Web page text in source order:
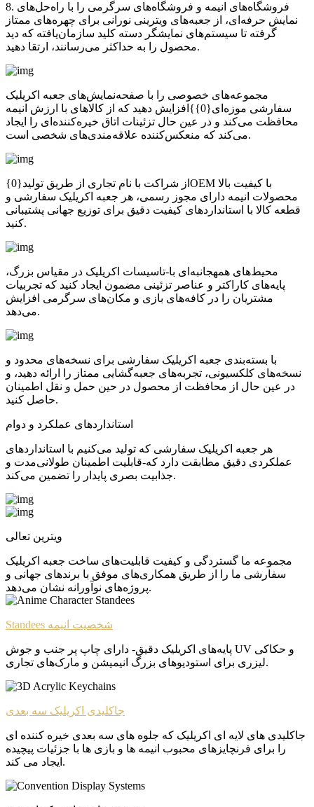
8. فروشگاه‌های انیمه و فروشگاه‌های سرگرمی را با راه‌حل‌های
نمایش حرفه‌ای، از جعبه‌های ویترینی نورانی برای چهره‌های ممتاز
گرفته تا سیستم‌های نمایشگر دسته کلید سازمان‌یافته که دید
محصول را به حداکثر می‌رسانند، ارتقا دهید.
مجموعه‌های خصوصی را با صفحه‌نمایش‌های جعبه اکریلیک
سفارشی موزه‌ای{0}}افزایش دهید که از کالاهای با ارزش انیمه
محافظت می‌کند و در عین حال تزئینات اتاق خیره‌کننده‌ای را ایجاد
می‌کند که منعکس‌کننده علاقه‌مندی‌های شخصی است.
از شراکت با نام تجاری از طریق تولید{0}OEM با کیفیت بالا
محصولات انیمه دارای مجوز رسمی، هر جعبه اکریلیک سفارشی و
قطعه کالا با استانداردهای کیفیت دقیق برای توزیع جهانی پشتیبانی
کنید.
محیط‌های همهجانبه‌ای با-تاسیسات اکریلیک در مقیاس بزرگ،
پایه‌های کاراکتر و عناصر تزئینی مضمون ایجاد کنید که تجربیات
مشتریان را در کافه‌های بازی و مکان‌های سرگرمی افزایش
می‌دهد.
با بسته‌بندی جعبه اکریلیک سفارشی برای نسخه‌های محدود و
نسخه‌های کلکسیونی، تجربه‌های جعبه‌گشایی ممتاز را ارائه دهید، و
در عین حال از محافظت از محصول در حین حمل و نقل اطمینان
حاصل کنید.
استانداردهای عملکرد و دوام
هر جعبه اکریلیک سفارشی که تولید می‌کنیم با استانداردهای
عملکردی دقیق مطابقت دارد که-قابلیت اطمینان طولانی‌مدت و
جذابیت بصری پایدار را تضمین می‌کند.
ویترین تعالی
مجموعه ما گستردگی و کیفیت قابلیت‌های ساخت جعبه اکریلیک
سفارشی ما را از طریق همکاری‌های موفق با برندهای جهانی و
پروژه‌های نوآورانه نشان می‌دهد.
Standees شخصیت انیمه
پایه‌های اکریلیک دقیق- دارای چاپ پر جنب و جوش UV و حکاکی
لیزری برای استودیوهای بزرگ انیمیشن و مارک‌های تجاری.
جاکلیدی اکریلیک سه بعدی
جاکلیدی های لایه ای اکریلیک که جلوه های سه بعدی خیره کننده ای
را برای فرنچایزهای محبوب انیمه ها و بازی ها با جزئیات پیچیده
ایجاد می کند.